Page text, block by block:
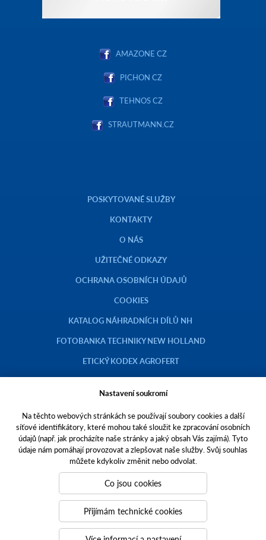
AMAZONE CZ
PICHON CZ
TEHNOS CZ
STRAUTMANN.CZ
POSKYTOVANÉ SLUŽBY
KONTAKTY
O NÁS
UŽITEČNÉ ODKAZY
OCHRANA OSOBNÍCH ÚDAJŮ
COOKIES
KATALOG NÁHRADNÍCH DÍLŮ NH
FOTOBANKA TECHNIKY NEW HOLLAND
ETICKÝ KODEX AGROFERT
Copyright © 2023 AGROTEC a.s.
Toto jsou internetové stránky společnosti AGROTEC a. s., se sídlem v
Hustopečích, Brněnská 74, PSČ 69301, IČO 00544957,
zapsané v OR vedeném Krajským soudem v Brně, oddíl B, vložka 138.
Společnost AGROTEC a.s. je členem koncernu AGROFERT řízeného
společností AGROFERT, a.s.,
IČO 26185610, se sídlem na adrese Pyšelská 2327/2, Chodov, 149 00
Praha 4.
webové portály, které vám pomáhají růst. Jsme
Nastavení soukromí
Na těchto webových stránkách se používají soubory cookies a další
síťové identifikátory, které mohou také sloužit ke zpracování osobních
údajů (např. jak procházíte naše stránky a jaký obsah Vás zajímá). Tyto
údaje nám pomáhají provozovat a zlepšovat naše služby. Svůj souhlas
můžete kdykoliv změnit nebo odvolat.
Co jsou cookies
Přijímám technické cookies